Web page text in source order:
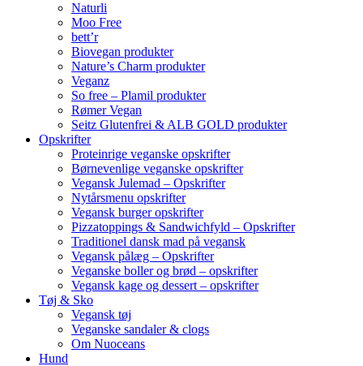
Naturli
Moo Free
bett’r
Biovegan produkter
Nature’s Charm produkter
Veganz
So free – Plamil produkter
Rømer Vegan
Seitz Glutenfrei & ALB GOLD produkter
Opskrifter
Proteinrige veganske opskrifter
Børnevenlige veganske opskrifter
Vegansk Julemad – Opskrifter
Nytårsmenu opskrifter
Vegansk burger opskrifter
Pizzatoppings & Sandwichfyld – Opskrifter
Traditionel dansk mad på vegansk
Vegansk pålæg – Opskrifter
Veganske boller og brød – opskrifter
Vegansk kage og dessert – opskrifter
Tøj & Sko
Vegansk tøj
Veganske sandaler & clogs
Om Nuoceans
Hund